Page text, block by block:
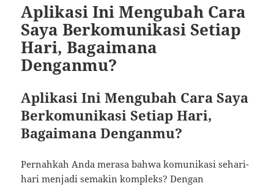
Aplikasi Ini Mengubah Cara
Saya Berkomunikasi Setiap
Hari, Bagaimana
Denganmu?
Aplikasi Ini Mengubah Cara Saya
Berkomunikasi Setiap Hari,
Bagaimana Denganmu?
Pernahkah Anda merasa bahwa komunikasi sehari-
hari menjadi semakin kompleks? Dengan